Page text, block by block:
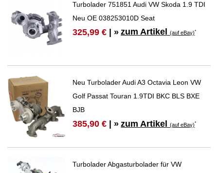
Turbolader 751851 Audi VW Skoda 1.9 TDI
Neu OE 038253010D Seat
325,99 € | » zum Artikel(auf eBay)*
Neu Turbolader Audi A3 Octavia Leon VW
Golf Passat Touran 1.9TDI BKC BLS BXE
BJB
385,90 € | » zum Artikel(auf eBay)*
Turbolader Abgasturbolader für VW